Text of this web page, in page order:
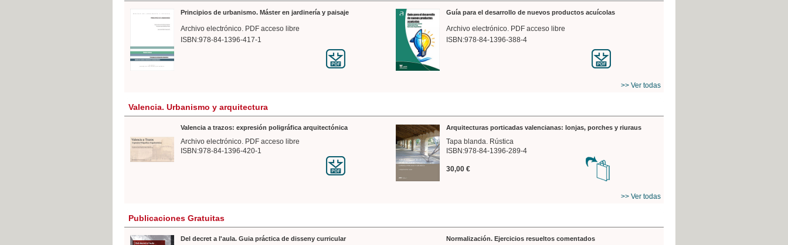
Principios de urbanismo. Máster en jardinería y paisaje
Archivo electrónico. PDF acceso libre
ISBN:978-84-1396-417-1
Guía para el desarrollo de nuevos productos acuícolas
Archivo electrónico. PDF acceso libre
ISBN:978-84-1396-388-4
>> Ver todas
Valencia. Urbanismo y arquitectura
Valencia a trazos: expresión poligráfica arquitectónica
Archivo electrónico. PDF acceso libre
ISBN:978-84-1396-420-1
Arquitecturas porticadas valencianas: lonjas, porches y riuraus
Tapa blanda. Rústica
ISBN:978-84-1396-289-4
30,00 €
>> Ver todas
Publicaciones Gratuitas
Del decret a l'aula. Guia práctica de disseny curricular Normalización. Ejercicios resueltos comentados